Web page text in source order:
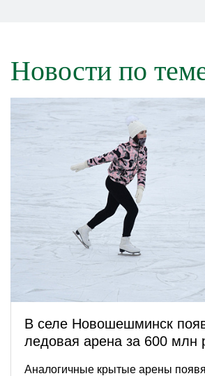
Новости по
В селе Новошешминск
ледовая арена за 600 млн
Аналогичные крытые арены